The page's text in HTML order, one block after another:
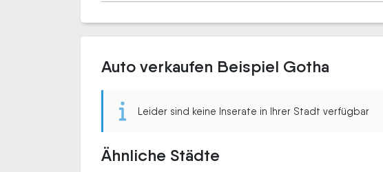
Auto verkaufen Beispiel Gotha
Leider sind keine Inserate in Ihrer Stadt verfügbar
Ähnliche Städte